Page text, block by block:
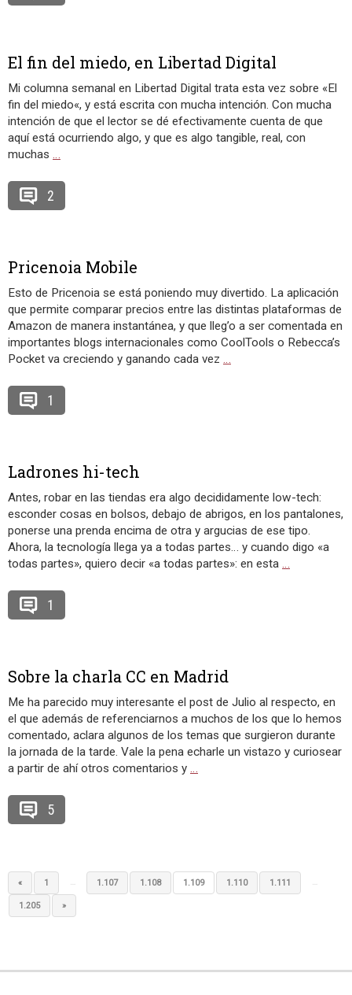
El fin del miedo, en Libertad Digital
Mi columna semanal en Libertad Digital trata esta vez sobre «El
fin del miedo«, y está escrita con mucha intención. Con mucha
intención de que el lector se dé efectivamente cuenta de que
aquí está ocurriendo algo, y que es algo tangible, real, con
muchas …
2
Pricenoia Mobile
Esto de Pricenoia se está poniendo muy divertido. La aplicación
que permite comparar precios entre las distintas plataformas de
Amazon de manera instantánea, y que lleg’o a ser comentada en
importantes blogs internacionales como CoolTools o Rebecca’s
Pocket va creciendo y ganando cada vez …
1
Ladrones hi-tech
Antes, robar en las tiendas era algo decididamente low-tech:
esconder cosas en bolsos, debajo de abrigos, en los pantalones,
ponerse una prenda encima de otra y argucias de ese tipo.
Ahora, la tecnología llega ya a todas partes… y cuando digo «a
todas partes», quiero decir «a todas partes»: en esta …
1
Sobre la charla CC en Madrid
Me ha parecido muy interesante el post de Julio al respecto, en
el que además de referenciarnos a muchos de los que lo hemos
comentado, aclara algunos de los temas que surgieron durante
la jornada de la tarde. Vale la pena echarle un vistazo y curiosear
a partir de ahí otros comentarios y …
5
« 1 … 1.107 1.108 1.109 1.110 1.111 …
1.205 »